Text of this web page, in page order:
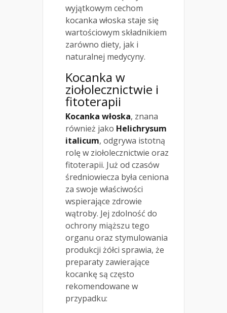
wyjątkowym cechom
kocanka włoska staje się
wartościowym składnikiem
zarówno diety, jak i
naturalnej medycyny.
Kocanka w
ziołolecznictwie i
fitoterapii
Kocanka włoska, znana
również jako Helichrysum
italicum, odgrywa istotną
rolę w ziołolecznictwie oraz
fitoterapii. Już od czasów
średniowiecza była ceniona
za swoje właściwości
wspierające zdrowie
wątroby. Jej zdolność do
ochrony miąższu tego
organu oraz stymulowania
produkcji żółci sprawia, że
preparaty zawierające
kocankę są często
rekomendowane w
przypadku: